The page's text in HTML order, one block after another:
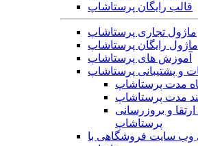
قالب رایگان پرستاشاپ
ماژول تجاری پرستاشاپ
ماژول رایگان پرستاشاپ
آموزش های پرستاشاپ
و پشتیبانی پرستاشاپ
مدت پرستاشاپ
مدت پرستاشاپ
و بروزرسانی
پرستاشاپ
سایت فروشگاهی با